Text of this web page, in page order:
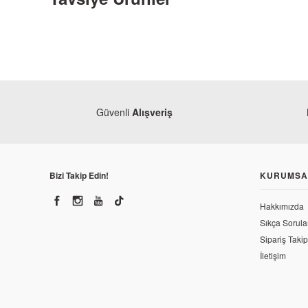
Monero
RKS
Güvenli Alışveriş
Bizi Takip Edin!
Hakkımızda
Sıkça
Sipariş Takip
İletişim